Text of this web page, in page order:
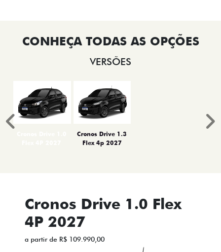
VERSÕES
Cronos Drive 1.3
Flex 4p 2027
Anterior
Cronos Drive 1.0 Flex
4P 2027
a partir de R$ 109.990,00